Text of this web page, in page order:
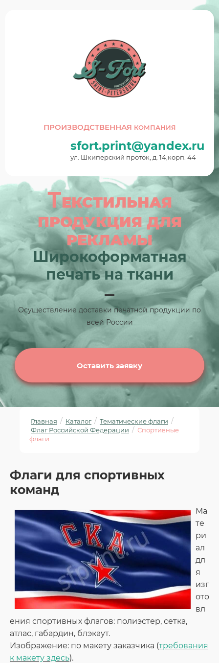
ПРОИЗВОДСТВЕННАЯ КОМПАНИЯ
sfort.print@yandex.ru
ул. Шкиперский проток, д. 14,корп. 44
ТЕКСТИЛЬНАЯ
ПРОДУКЦИЯ ДЛЯ
РЕКЛАМЫ
Широкоформатная
печать на ткани
Осуществление доставки печатной продукции по
всей России
Оставить заявку
Главная / Каталог / Тематические флаги /
Флаг Российской Федерации / Спортивные
флаги
Флаги для спортивных
команд
Ма
те
ри
ал
дл
я
изг
ото
вл
ения спортивных флагов: полиэстер, сетка,
атлас, габардин, блэкаут.
Изображение: по макету заказчика (требования
к макету здесь).